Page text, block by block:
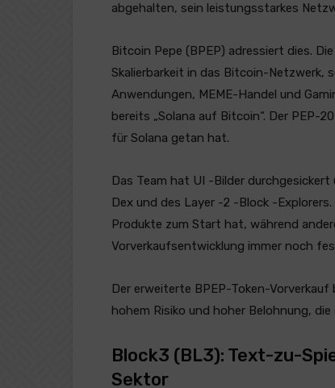
abgehalten, sein leistungsstarkes
Bitcoin Pepe (BPEP) adressiert dies.
Skalierbarkeit in das Bitcoin-Netzwerk,
Anwendungen, MEME-Handel und
bereits „Solana auf Bitcoin“. Der PEP-
für Solana getan hat.
Das Team hat UI -Bilder
Dex und des Layer -2 -Block -
Produkte zum Start hat, während
Vorverkaufsentwicklung immer noch
Der erweiterte BPEP-Token-
hohem Risiko und hoher Belohnung,
Block3 (BL3): Text-zu-
Sektor